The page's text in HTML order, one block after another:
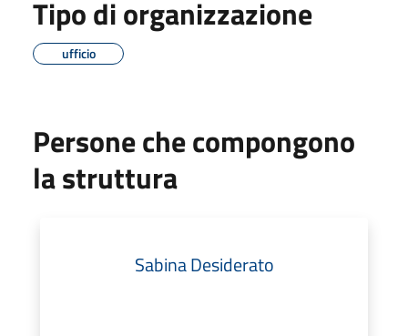
Tipo di organizzazione
ufficio
Persone che compongono
la struttura
Sabina Desiderato